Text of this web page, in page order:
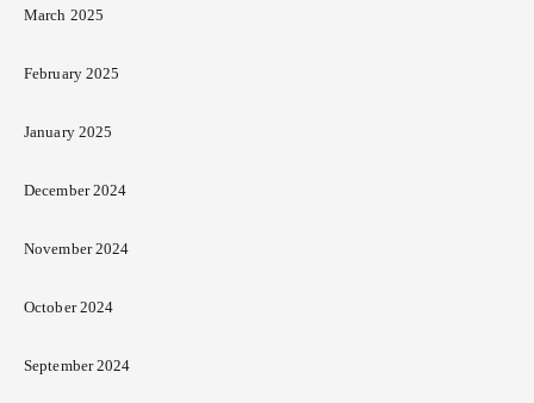
March 2025
February 2025
January 2025
December 2024
November 2024
October 2024
September 2024